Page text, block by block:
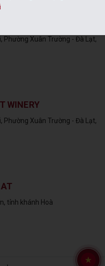
Phường Xuân Trường - Đà Lạt,
WINERY
Phường Xuân Trường - Đà Lạt,
tỉnh khánh Hoà